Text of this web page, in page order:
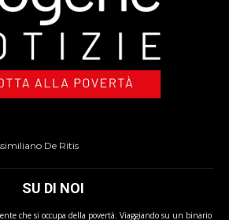
De Ritis
SU DI NOI
che si occupa della povertà. Viaggiando su un binario